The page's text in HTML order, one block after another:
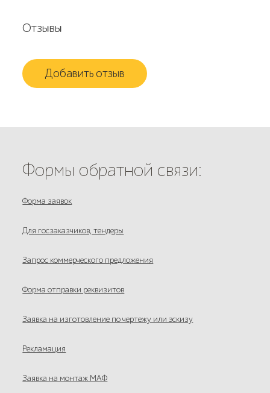
Отзывы
Добавить отзыв
Формы обратной связи:
Форма заявок
Для госзаказчиков, тендеры
Запрос коммерческого предложения
Форма отправки реквизитов
Заявка на изготовление по чертежу или эскизу
Рекламация
Заявка на монтаж МАФ